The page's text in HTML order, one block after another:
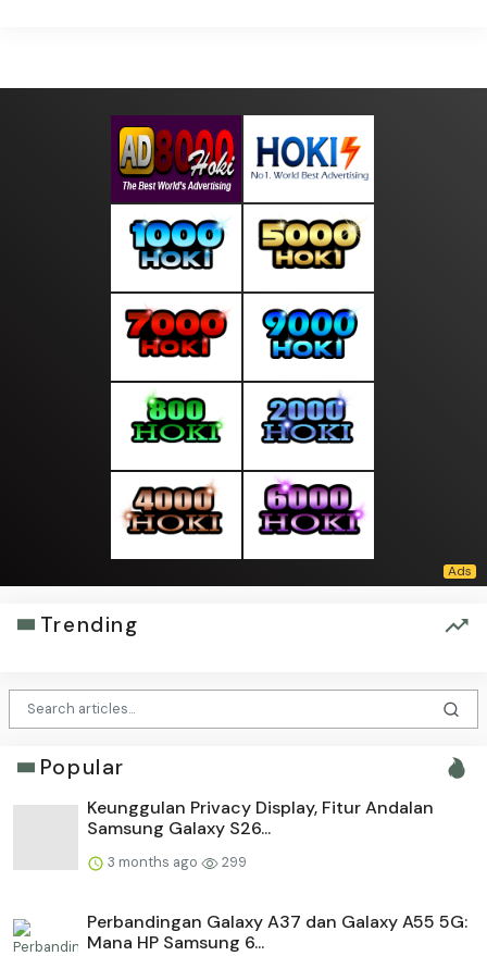
Trending
Popular
Keunggulan Privacy Display, Fitur Andalan
Samsung Galaxy S26...
3 months ago 299
Perbandingan Galaxy A37 dan Galaxy A55 5G:
Mana HP Samsung 6...